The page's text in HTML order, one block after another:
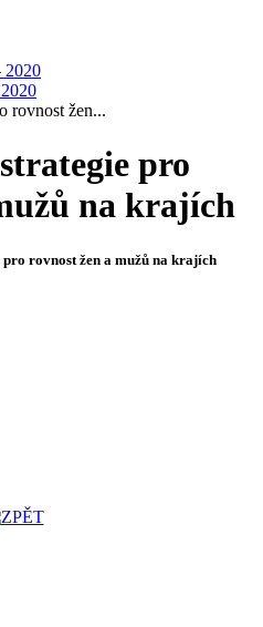
2020
rovnost žen...
pro
na krajích
rovnost žen a mužů na krajích